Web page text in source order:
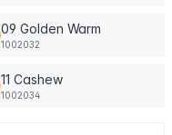
09 Golden Warm
1002032
11 Cashew
1002034